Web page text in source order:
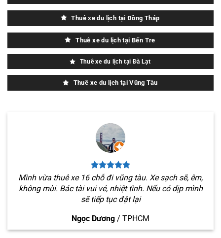
Thuê xe du lịch tại Đồng Tháp
Thuê xe du lịch tại Bến Tre
Thuê xe du lịch tại Đà Lạt
Thuê xe du lịch tại Vũng Tàu
Mình vừa thuê xe 16 chỗ đi vũng tàu. Xe sạch sẽ, êm,
không mùi. Bác tài vui vẻ, nhiệt tình. Nếu có dịp mình
sẽ tiếp tục đặt lại
Ngọc Dương / TPHCM